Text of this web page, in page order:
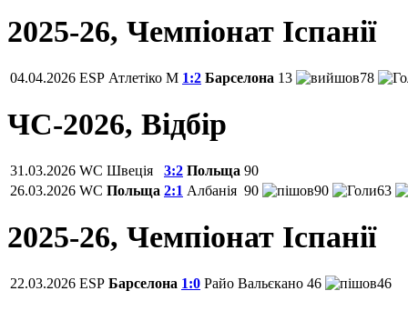
2025-26, Чемпiонат Іспанії
04.04.2026 ESP Атлетіко М 1:2 Барселона 13 78
ЧС-2026, Відбір
31.03.2026 WC Швеція 3:2 Польща 90
26.03.2026 WC Польща 2:1 Албанія 90 90 63
2025-26, Чемпiонат Іспанії
22.03.2026 ESP Барселона 1:0 Райо Вальєкано 46 46